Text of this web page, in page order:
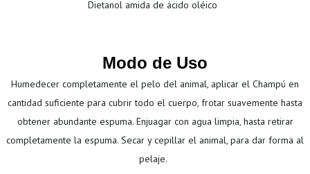
Dietanol amida de ácido oléico
Modo de Uso
Humedecer completamente el pelo del animal, aplicar el Champú en
cantidad suficiente para cubrir todo el cuerpo, frotar suavemente hasta
obtener abundante espuma. Enjuagar con agua limpia, hasta retirar
completamente la espuma. Secar y cepillar el animal, para dar forma al
pelaje.